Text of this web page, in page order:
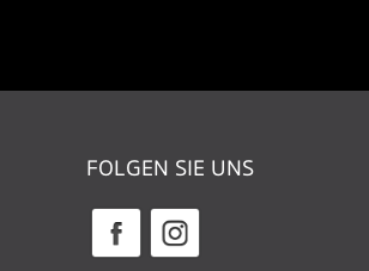
FOLGEN SIE UNS